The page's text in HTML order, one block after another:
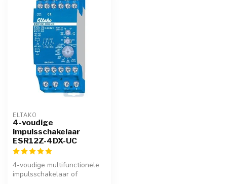
ELTAKO
4-voudige
impulsschakelaar
ESR12Z-4DX-UC
4-voudige multifunctionele
impulsschakelaar of